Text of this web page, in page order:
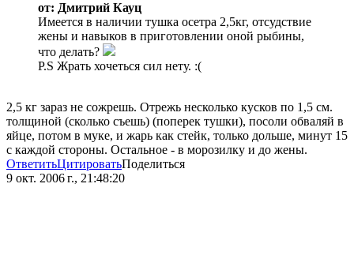
от: Дмитрий Кауц
Имеется в наличии тушка осетра 2,5кг, отсудствие
жены и навыков в приготовлении оной рыбины,
что делать?
P.S Жрать хочеться сил нету. :(
2,5 кг зараз не сожрешь. Отрежь несколько кусков по 1,5 см.
толщиной (сколько съешь) (поперек тушки), посоли обваляй в
яйце, потом в муке, и жарь как стейк, только дольше, минут 15
с каждой стороны. Остальное - в морозилку и до жены.
ОтветитьЦитироватьПоделиться
9 окт. 2006 г., 21:48:20